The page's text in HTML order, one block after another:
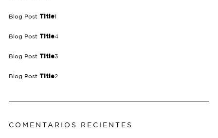
Blog Post Title1
Blog Post Title4
Blog Post Title3
Blog Post Title2
COMENTARIOS RECIENTES